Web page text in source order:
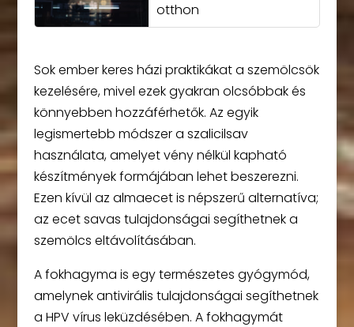
otthon
Sok ember keres házi praktikákat a szemölcsök
kezelésére, mivel ezek gyakran olcsóbbak és
könnyebben hozzáférhetők. Az egyik
legismertebb módszer a szalicilsav
használata, amelyet vény nélkül kapható
készítmények formájában lehet beszerezni.
Ezen kívül az almaecet is népszerű alternatíva;
az ecet savas tulajdonságai segíthetnek a
szemölcs eltávolításában.
A fokhagyma is egy természetes gyógymód,
amelynek antivirális tulajdonságai segíthetnek
a HPV vírus leküzdésében. A fokhagymát